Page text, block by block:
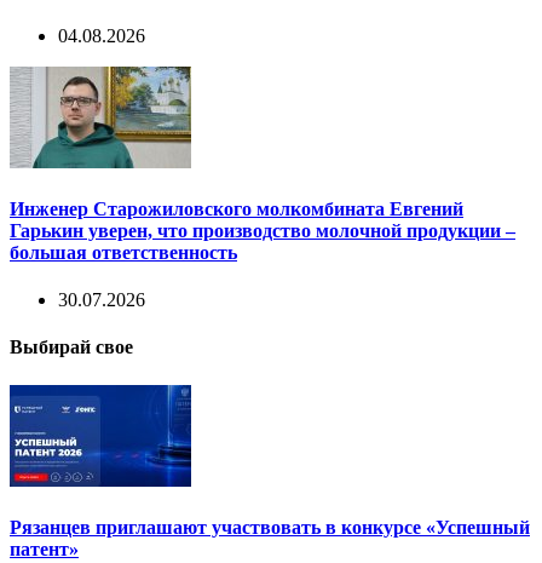
04.08.2026
Инженер Старожиловского молкомбината Евгений
Гарькин уверен, что производство молочной продукции –
большая ответственность
30.07.2026
Выбирай свое
Рязанцев приглашают участвовать в конкурсе «Успешный
патент»